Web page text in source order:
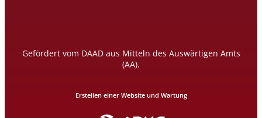
Gefördert vom DAAD aus Mitteln des Auswärtigen Amts
(AA).
Erstellen einer Website und Wartung